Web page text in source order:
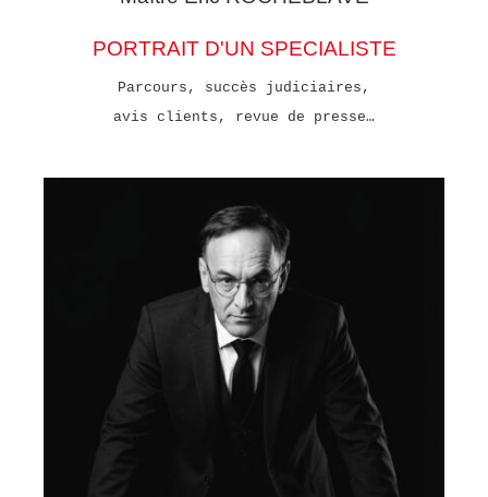
PORTRAIT D'UN SPECIALISTE
Parcours, succès judiciaires,
avis clients, revue de presse…